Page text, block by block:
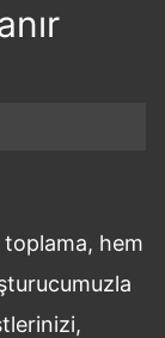
toplama, hem